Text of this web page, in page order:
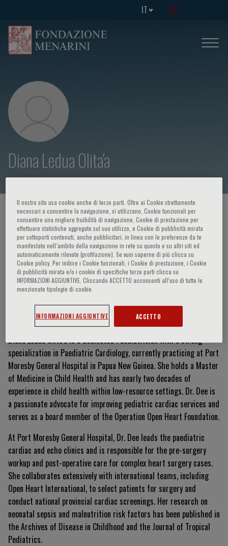
IT
Diana Ledua Olita'a
HOME PAGE / CORSI ED EVENTI / RELATORE
Diana Ledua Olita'a
Curriculum Vitae
Diana Ledua Olita'a is a dedicated Paediatrician with a strong
specialization in Paediatric Cardiology, currently practicing at Port
Moresby General Hospital in Papua New Guinea. She holds a Master
of Medicine in Child Health and has nearly two decades of
experience in child health within low-resource settings. Dr. Dee is
a passionate advocate for improving pediatric cardiac services and
serves as a board member of the Operation Open Heart Foundation.
At Port Moresby General Hospital, Dr. Dee leads the paediatric
cardiac and echo clinics and is responsible for the pre-surgery
workup and post-operative care for complex heart surgery cases.
She collaborates extensively with international teams, including
Open Heart International, to select patients for surgery and
conduct national provincial cardiac screenings. Her research on
neonatal sepsis and malnutrition risk factors has been published in
theArchives of Disease in Childhood and the Journal of Tropical
Pediatrics.
Il nostro sito usa cookie anche di terze parti. Oltre ai Cookie strettamente
necessari a consentire la navigazione, si utilizzano, Cookie funzionali per
consentire una migliore fruibilità di navigazione, Cookie di prestazione per
effettuare statistiche aggregate sul suo utilizzo, e Cookie di pubblicità mirata
per sottoporti contenuti, anche pubblicitari, in linea con le preferenze da te
manifestate nell‘ambito della navigazione in rete su questo e su altri siti ed
automaticamente rilevate (profilazione). Se vuoi saperne di più clicca su
Cookie policy. Per inibire i Cookie funzionali, i Cookie di prestazione, i Cookie
di pubblicità mirata e/o i cookie di specifiche terze parti clicca su
INFORMAZIONI AGGIUNTIVE. Cliccando ACCETTO acconsenti all’uso di tutte le
menzionate tipologie di cookie.
INFORMAZIONI AGGIUNTIVE ACCETTO